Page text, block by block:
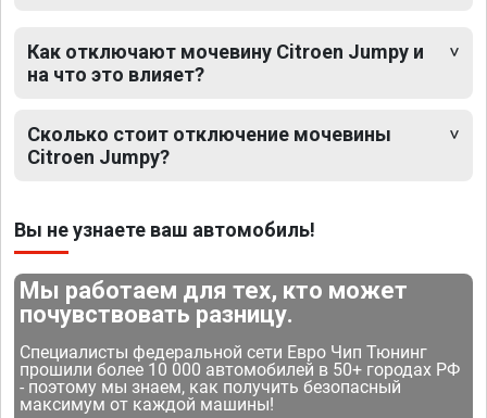
Как отключают мочевину Citroen Jumpy и
на что это влияет?
Сколько стоит отключение мочевины
Citroen Jumpy?
Вы не узнаете ваш автомобиль!
Мы работаем для тех, кто может
почувствовать разницу.
Специалисты федеральной сети Евро Чип Тюнинг
прошили более 10 000 автомобилей в 50+ городах РФ
- поэтому мы знаем, как получить безопасный
максимум от каждой машины!